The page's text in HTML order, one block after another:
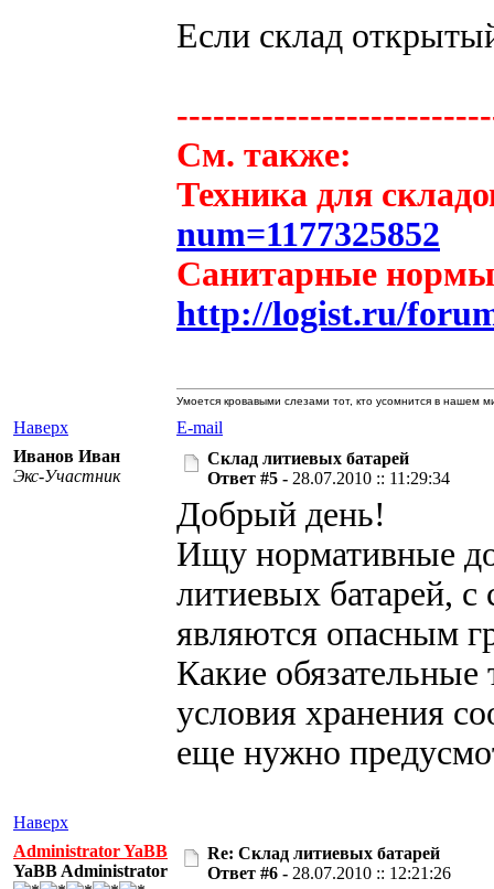
Если склад
См. также:
Техника для
num=1177325852
Санитарные нормы
http://logist.ru/
Наверх
Умоется кровавыми слезами тот, кто усомнится в нашем
E-mail
Иванов Иван
Экс-Участник
Склад литиевых батарей
Ответ #5 - 28.07.2010 :: 11:29:34
Добрый день!
Ищу нормативные
литиевых батарей,
являются опасным
Какие
условия хранения
еще нужно
Наверх
Administrator YaBB
YaBB Administrator
Re: Склад литиевых батарей
Ответ #6 - 28.07.2010 :: 12:21:26